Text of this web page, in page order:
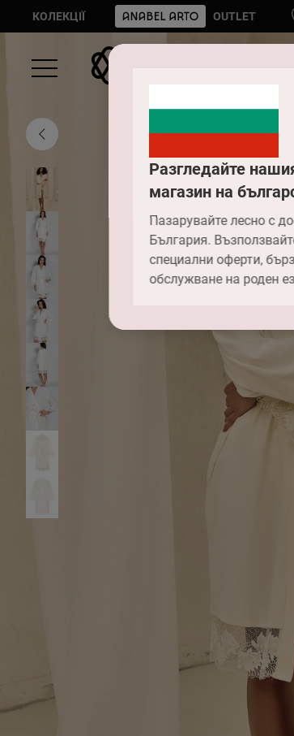
Разгледайте
магазин на
Пазарувайте лесно с
България.
специални оферти,
обслужване на роден
КОЛЕКЦІЇ OUTLET